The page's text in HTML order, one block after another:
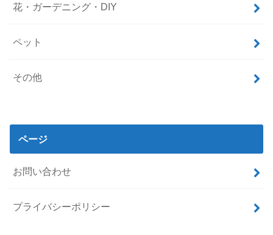
花・ガーデニング・DIY
ペット
その他
ページ
お問い合わせ
プライバシーポリシー